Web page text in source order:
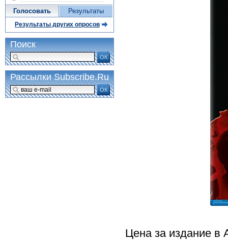
Цена за издание в
Голосовать Результаты
Результаты других опросов
Поиск
ОК
Рассылки Subscribe.Ru
ОК